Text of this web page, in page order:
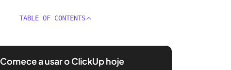
TABLE OF CONTENTS
Comece a usar o ClickUp hoje